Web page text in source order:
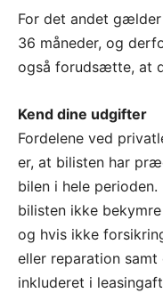
For det andet
36 måneder, og
også forudsætte, at
Kend dine udgifter
Fordelene ved
er, at bilisten har
bilen i hele
bilisten ikke
og hvis ikke
eller reparation
inkluderet i